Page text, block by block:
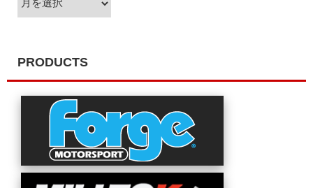
PRODUCTS